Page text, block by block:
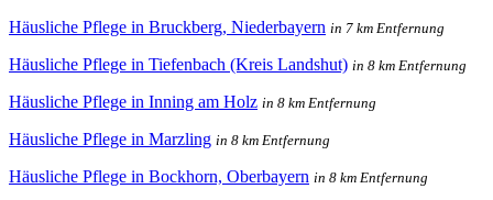
Häusliche Pflege in Bruckberg, Niederbayern in 7 km Entfernung
Häusliche Pflege in Tiefenbach (Kreis Landshut) in 8 km Entfernung
Häusliche Pflege in Inning am Holz in 8 km Entfernung
Häusliche Pflege in Marzling in 8 km Entfernung
Häusliche Pflege in Bockhorn, Oberbayern in 8 km Entfernung